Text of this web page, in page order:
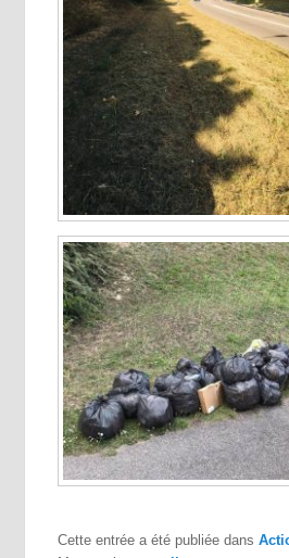
Cette entrée a été publiée dans